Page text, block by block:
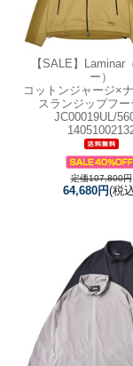
【SALE】
Laminar
ー）
コットンジャージ×
スランジップフー
JC00019UL/
定価107,800円
64,680円(税